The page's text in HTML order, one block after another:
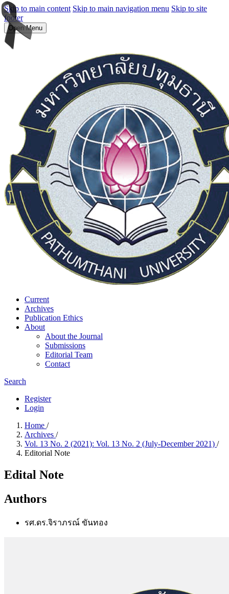
Skip to main content Skip to main navigation menu Skip to site
footer
Open Menu
Current
Archives
Publication Ethics
About
About the Journal
Submissions
Editorial Team
Contact
Search
Register
Login
Home /
Archives /
Vol. 13 No. 2 (2021): Vol. 13 No. 2 (July-December 2021) /
Editorial Note
Edital Note
Authors
รศ.ดร.จิราภรณ์ ขันทอง